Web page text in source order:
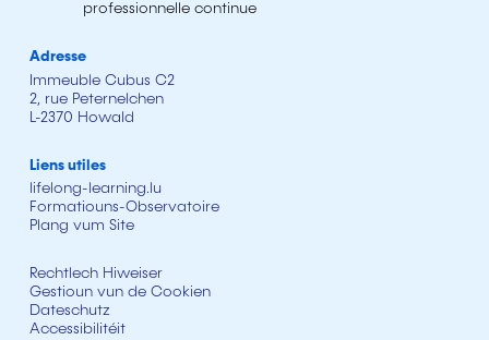
professionnelle continue
Adresse
Immeuble Cubus C2
2, rue Peternelchen
L-2370 Howald
Liens utiles
lifelong-learning.lu
Formatiouns-Observatoire
Plang vum Site
Rechtlech Hiweiser
Gestioun vun de Cookien
Dateschutz
Accessibilitéit